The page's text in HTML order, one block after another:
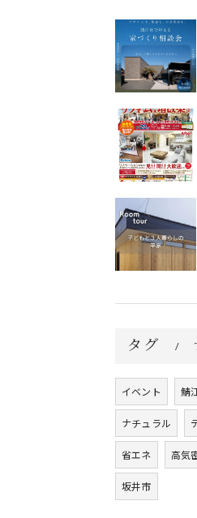
タグ
イベント 鯖
ナチュラル
省エネ 高気
坂井市